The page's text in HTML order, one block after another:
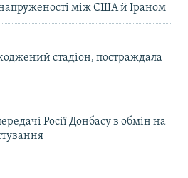
напруженості між США й Іраном
стадіон, постраждала
Росії Донбасу в обмін на